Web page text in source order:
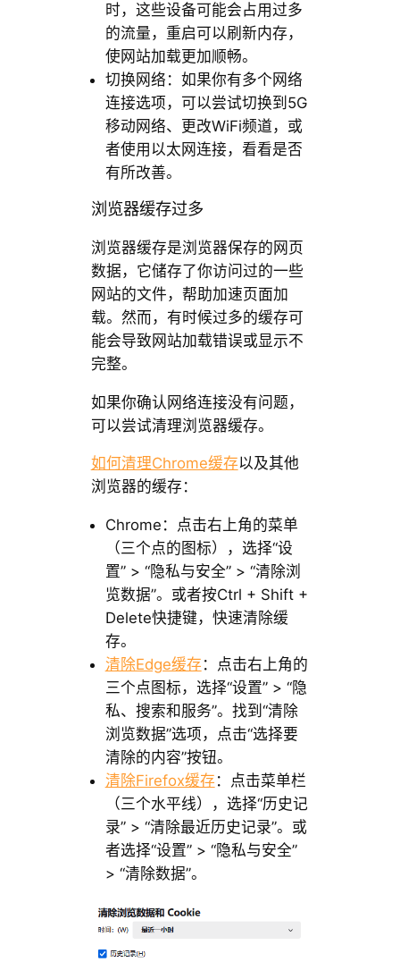
时，这些设备可能会占用过多
的流量，重启可以刷新内存，
使网站加载更加顺畅。
切换网络：如果你有多个网络
连接选项，可以尝试切换到5G
移动网络、更改WiFi频道，或
者使用以太网连接，看看是否
有所改善。
浏览器缓存过多
浏览器缓存是浏览器保存的网页
数据，它储存了你访问过的一些
网站的文件，帮助加速页面加
载。然而，有时候过多的缓存可
能会导致网站加载错误或显示不
完整。
如果你确认网络连接没有问题，
可以尝试清理浏览器缓存。
如何清理Chrome缓存以及其他
浏览器的缓存：
Chrome：点击右上角的菜单
（三个点的图标），选择“设
置” > “隐私与安全” > “清除浏
览数据”。或者按Ctrl + Shift +
Delete快捷键，快速清除缓
存。
清除Edge缓存 ：点击右上角的
三个点图标，选择“设置” > “隐
私、搜索和服务”。找到“清除
浏览数据”选项，点击“选择要
清除的内容”按钮。
清除Firefox缓存 ：点击菜单栏
（三个水平线），选择“历史记
录” > “清除最近历史记录”。或
者选择“设置” > “隐私与安全”
> “清除数据”。